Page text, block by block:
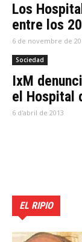
Los
entre los
6 de novembre de
Sociedad
IxM
el Hospital
6 d'abril de 2013
EL RIPIO